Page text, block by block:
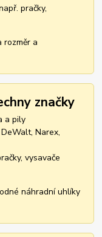
pračky,
rozměr a
značky
a pily
Narex,
vysavače
náhradní uhlíky